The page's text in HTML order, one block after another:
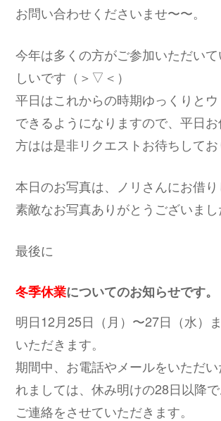
お問い合わせくださいませ〜〜。
今年は多くの方がご参加いただい
しいです（＞▽＜）
平日はこれからの時期ゆっくりと
できるようになりますので、平日
方はは是非リクエストお待ちしてお
本日のお写真は、ノリさんにお借り
素敵なお写真ありがとうございまし
最後に
冬季休業についてのお知らせです。
明日12月25日（月）〜27日（水）
いただきます。
期間中、お電話やメールをいただ
れましては、休み明けの28日以降
ご連絡をさせていただきます。